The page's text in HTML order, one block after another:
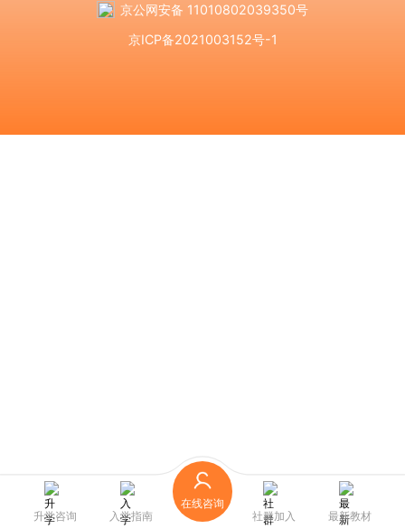
京公网安备 11010802039350号
京ICP备2021003152号-1
升学咨询 入学指南
在线咨询
社群加入
最新教材